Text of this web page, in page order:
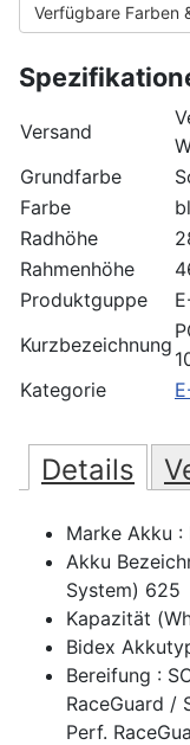
Verfügbare Farben
Versand
Grundfarbe
Farbe
Radhöhe
Rahmenhöhe
Produktguppe
Kurzbezeichnung
Kategorie
Details
Marke Akku :
Akku
System) 625
Kapazität
Bidex
Bereifung :
RaceGuard /
Perf.